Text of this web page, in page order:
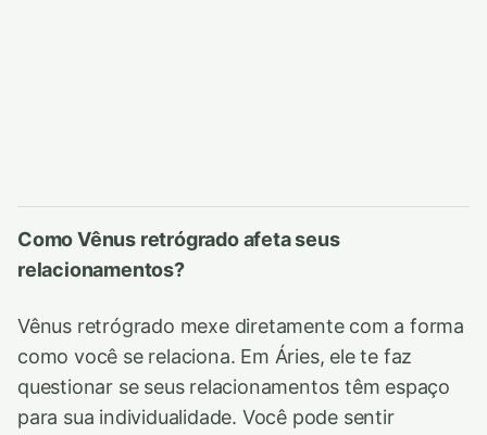
Como Vênus retrógrado afeta seus
relacionamentos?
Vênus retrógrado mexe diretamente com a forma
como você se relaciona. Em Áries, ele te faz
questionar se seus relacionamentos têm espaço
para sua individualidade. Você pode sentir